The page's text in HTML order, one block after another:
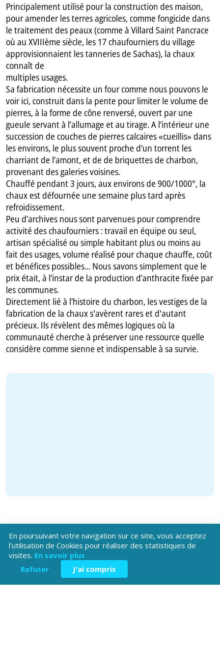
Principalement utilisé pour la construction des maison,
pour amender les terres agricoles, comme fongicide dans
le traitement des peaux (comme à Villard Saint Pancrace
où au XVIIIème siècle, les 17 chaufourniers du village
approvisionnaient les tanneries de Sachas), la chaux
connaît de
multiples usages.
Sa fabrication nécessite un four comme nous pouvons le
voir ici, construit dans la pente pour limiter le volume de
pierres, à la forme de cône renversé, ouvert par une
gueule servant à l’allumage et au tirage. A l’intérieur une
succession de couches de pierres calcaires «cueillis» dans
les environs, le plus souvent proche d’un torrent les
charriant de l’amont, et de de briquettes de charbon,
provenant des galeries voisines.
Chauffé pendant 3 jours, aux environs de 900/1000°, la
chaux est défournée une semaine plus tard après
refroidissement.
Peu d’archives nous sont parvenues pour comprendre
activité des chaufourniers : travail en équipe ou seul,
artisan spécialisé ou simple habitant plus ou moins au
fait des usages, volume réalisé pour chaque chauffe, coût
et bénéfices possibles... Nous savons simplement que le
prix était, à l’instar de la production d’anthracite fixée par
les communes.
Directement lié à l’histoire du charbon, les vestiges de la
fabrication de la chaux s'avèrent rares et d'autant
précieux. Ils révèlent des mêmes logiques où la
communauté cherche à préserver une ressource quelle
considère comme sienne et indispensable à sa survie.
Téléchargez l'application
Patrimoine Hautes-Alpes !
En poursuivant votre navigation sur ce site, vous acceptez
l'utilisation de Cookies pour réaliser des statistiques de
visites. En savoir plus
Refuser
J'ai compris